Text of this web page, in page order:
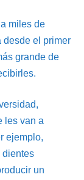
miles de
desde el primer
grande de
les van a
ejemplo,
dientes
un